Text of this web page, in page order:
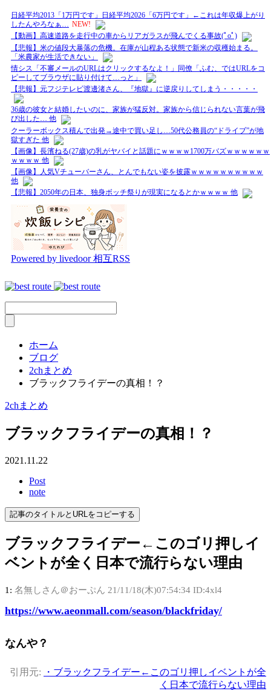
日経平均2013「1万円です」日経平均2026「6万円です」←これは年収爆上がり
したんやろなぁ… NEW!
【動画】高速道路を走行中の車からリアガラスが飛んでくる事故(ﾟoﾟ)
【悲報】米の値段大暴落の危機。在庫が山程ある状態で新米の収穫始まる。
「米農家が生活できない」
情シス「不審メールのURLはクリックするなよ！」同僚「ふむ、ではURLをコ
ピーしてブラウザに貼り付けて…っと」
【悲報】元フジテレビ渡邊渚さん、『地獄』に逆戻りしてしまう・・・・・
36歳の彼女と結婚したいのに、家族が猛反対。家族から信じられない言葉が飛
び出した… 他
クーラーボックス積んで出発→途中で買い足し…50代公務員の“ドライブ”が地
獄すぎた 他
【画像】長濱ねる(27歳)の乳がヤバイと話題にｗｗｗｗ1700万バズｗｗｗｗｗｗ
ｗｗｗｗ 他
【画像】人気Vチューバーさん、とんでもない姿を披露ｗｗｗｗｗｗｗｗｗｗ
他
【悲報】2050年の日本、独身ボッチ祭りが現実になるとかｗｗｗｗ 他
Powered by livedoor 相互RSS
ホーム
ブログ
2chまとめ
ブラックフライデーの真相！？
2chまとめ
ブラックフライデーの真相！？
2021.11.22
Post
note
記事のタイトルとURLをコピーする
ブラックフライデー←このゴリ押しイ
ベントが全く日本で流行らない理由
1: 名無しさん＠おーぷん 21/11/18(木)07:54:34 ID:4xl4
https://www.aeonmall.com/season/blackfriday/
なんや？
引用元:
・ブラックフライデー←このゴリ押しイベントが全
く日本で流行らない理由